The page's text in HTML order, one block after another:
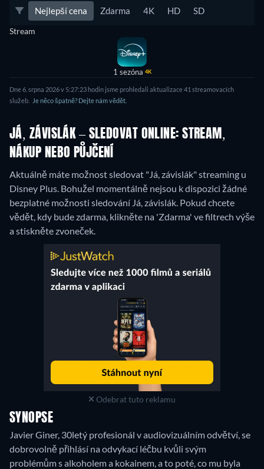
Nejlepší cena Zdarma 4K HD SD
Stream
1 sezóna 4K
Dne 6. srpna 2026 v 5:27:23 hodin jsme prohledali aktualizace 41 streamovacích
služeb.
Je něco špatně? Dejte nám vědět.
JÁ, ZÁVISLÁK – SLEDOVAT ONLINE: STREAM,
NÁKUP NEBO PŮJČENÍ
Aktuálně máte možnost sledovat "Já, závislák" streaming u
Disney Plus. Bohužel momentálně nejsou k dispozici žádné
bezplatné možnosti sledování Já, závislák. Pokud chcete
vědět, kdy bude zdarma, klikněte na 'Zdarma' ve filtrech výše
a stiskněte zvoneček.
Odebrat tuto reklamu
SYNOPSE
Javier Giner, 30letý profesionál v audiovizuálním odvětví, se
dobrovolně přihlásí na odvykací léčbu kvůli svým
problémům s alkoholem a kokainem, a to poté, co mu byla